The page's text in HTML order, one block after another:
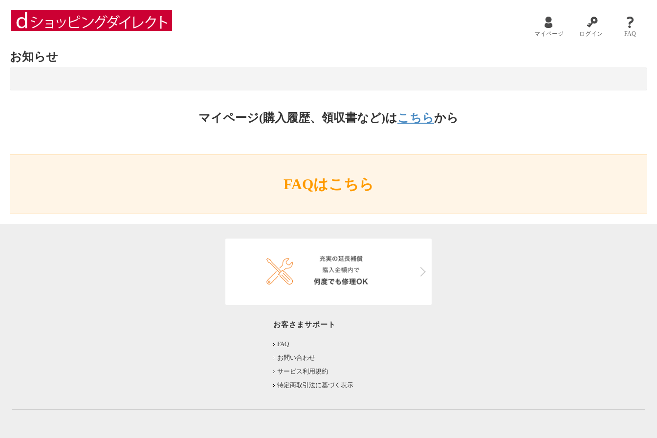
マイページ ログイン FAQ
お知らせ
マイページ(購入履歴、領収書など)はこちらから
FAQはこちら
お客さまサポート
FAQ
お問い合わせ
サービス利用規約
特定商取引法に基づく表示